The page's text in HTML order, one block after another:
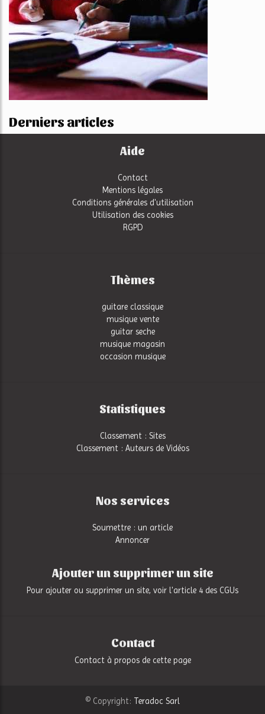
Derniers articles
Aide
Contact
Mentions légales
Conditions générales d'utilisation
Utilisation des cookies
RGPD
Thèmes
guitare classique
musique vente
guitar seche
musique magasin
occasion musique
Statistiques
Classement : Sites
Classement : Auteurs de Vidéos
Nos services
Soumettre : un article
Annoncer
Ajouter un supprimer un site
Pour ajouter ou supprimer un site, voir l'article 4 des CGUs
Contact
Contact à propos de cette page
© Copyright: Teradoc Sarl